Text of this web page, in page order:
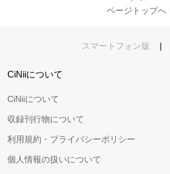
ページトップへ
スマートフォン版 |
CiNiiについて
CiNiiについて
収録刊行物について
利用規約・プライバシーポリシー
個人情報の扱いについて